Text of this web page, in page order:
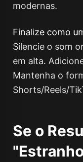
modernas.
Finalize como
Silencie o som
em alta.
Mantenha o
Shorts/Reels/
Se o